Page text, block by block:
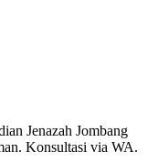
Jenazah Jombang
Konsultasi via WA.